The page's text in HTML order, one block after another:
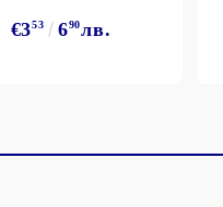
€353 690лв.